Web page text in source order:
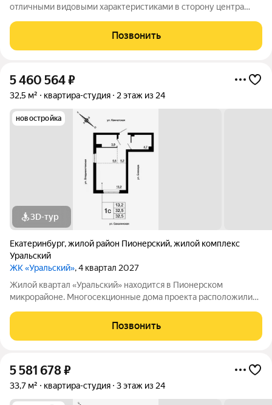
отличными видовыми характеристиками в сторону центра
отдельное помещение . Никто не жил . Чистовая отделка .
Жилой комплекс « Уральский» .
Позвонить
5 460 564₽
32,5 м² квартира-студия 2 этаж из 24
новостройка
3D-тур
Екатеринбург,жилой район Пионерский,жилой комплекс
Уральский
ЖК «Уральский», 4 квартал 2027
Жилой квартал «Уральский» находится в Пионерском
микрорайоне. Многосекционные дома проекта расположились
Сахалинской, вблизи от Шарташского лесопарка. Мастер план
проекта предполагает возведение
Позвонить
5 581 678₽
33,7 м² квартира-студия 3 этаж из 24